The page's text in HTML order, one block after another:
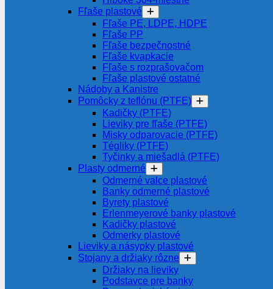
Fľaše plastové
Fľaše PE, LDPE, HDPE
Fľaše PP
Fľaše bezpečnostné
Fľaše kvapkacie
Fľaše s rozprašovačom
Fľaše plastové ostatné
Nádoby a Kanistre
Pomôcky z teflónu (PTFE)
Kadičky (PTFE)
Lieviky pre fľaše (PTFE)
Misky odparovacie (PTFE)
Tégliky (PTFE)
Tyčinky a miešadlá (PTFE)
Plasty odmerné
Odmerné valce plastové
Banky odmerné plastové
Byrety plastové
Erlenmeyerové banky plastové
Kadičky plastové
Odmerky plastové
Lieviky a násypky plastové
Stojany a držiaky rôzne
Držiaky na lieviky
Podstavce pre banky